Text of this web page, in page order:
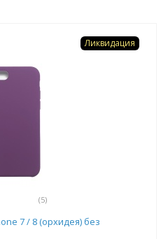
(5)
Ликвидация
7 / 8 (орхидея) без